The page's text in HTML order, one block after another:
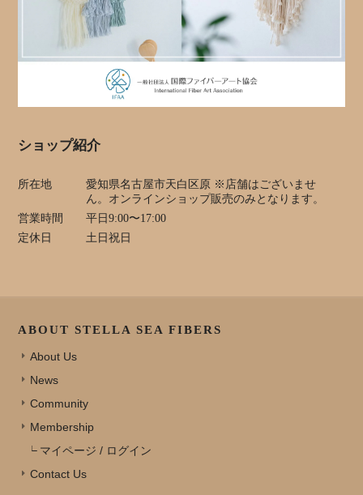
ショップ紹介
所在地
愛知県名古屋市天白区原 ※店舗はございませ
ん。オンラインショップ販売のみとなります。
営業時間
平日9:00〜17:00
定休日
土日祝日
ABOUT STELLA SEA FIBERS
About Us
News
Community
Membership
マイページ / ログイン
Contact Us